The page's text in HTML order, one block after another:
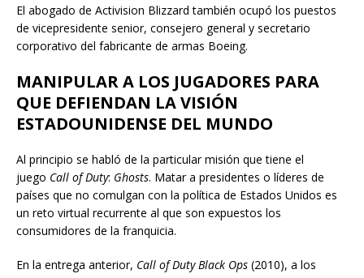
El abogado de Activision Blizzard también ocupó los puestos
de vicepresidente senior, consejero general y secretario
corporativo del fabricante de armas Boeing.
MANIPULAR A LOS JUGADORES PARA
QUE DEFIENDAN LA VISIÓN
ESTADOUNIDENSE DEL MUNDO
Al principio se habló de la particular misión que tiene el
juego Call of Duty: Ghosts. Matar a presidentes o líderes de
países que no comulgan con la política de Estados Unidos es
un reto virtual recurrente al que son expuestos los
consumidores de la franquicia.
En la entrega anterior, Call of Duty Black Ops (2010), a los